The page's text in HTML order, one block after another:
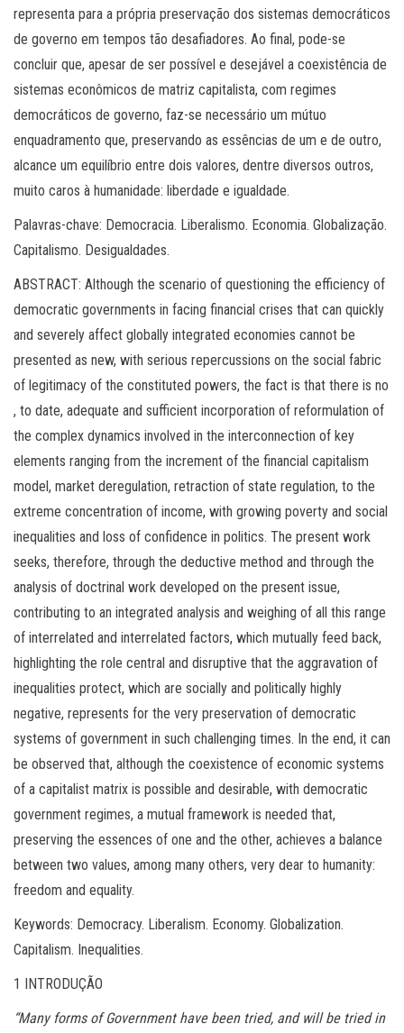
representa para a própria preservação dos sistemas democráticos
de governo em tempos tão desafiadores. Ao final, pode-se
concluir que, apesar de ser possível e desejável a coexistência de
sistemas econômicos de matriz capitalista, com regimes
democráticos de governo, faz-se necessário um mútuo
enquadramento que, preservando as essências de um e de outro,
alcance um equilíbrio entre dois valores, dentre diversos outros,
muito caros à humanidade: liberdade e igualdade.
Palavras-chave: Democracia. Liberalismo. Economia. Globalização.
Capitalismo. Desigualdades.
ABSTRACT: Although the scenario of questioning the efficiency of
democratic governments in facing financial crises that can quickly
and severely affect globally integrated economies cannot be
presented as new, with serious repercussions on the social fabric
of legitimacy of the constituted powers, the fact is that there is no
, to date, adequate and sufficient incorporation of reformulation of
the complex dynamics involved in the interconnection of key
elements ranging from the increment of the financial capitalism
model, market deregulation, retraction of state regulation, to the
extreme concentration of income, with growing poverty and social
inequalities and loss of confidence in politics. The present work
seeks, therefore, through the deductive method and through the
analysis of doctrinal work developed on the present issue,
contributing to an integrated analysis and weighing of all this range
of interrelated and interrelated factors, which mutually feed back,
highlighting the role central and disruptive that the aggravation of
inequalities protect, which are socially and politically highly
negative, represents for the very preservation of democratic
systems of government in such challenging times. In the end, it can
be observed that, although the coexistence of economic systems
of a capitalist matrix is ​​possible and desirable, with democratic
government regimes, a mutual framework is needed that,
preserving the essences of one and the other, achieves a balance
between two values, among many others, very dear to humanity:
freedom and equality.
Keywords: Democracy. Liberalism. Economy. Globalization.
Capitalism. Inequalities.
1 INTRODUÇÃO
“Many forms of Government have been tried, and will be tried in